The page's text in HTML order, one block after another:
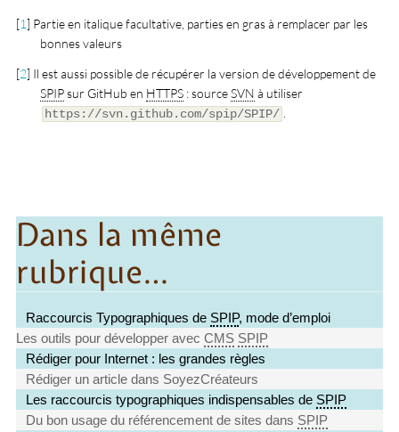
[1] Partie en italique facultative, parties en gras à remplacer par les
bonnes valeurs
[2] Il est aussi possible de récupérer la version de développement de
SPIPsur GitHub en HTTPS : sourceSVN à utiliser
https://svn.github.com/spip/SPIP/
Dans la même
rubrique…
Raccourcis Typographiques de SPIP, mode d’emploi
Les outils pour développer avecCMS SPIP
Rédiger pour Internet : les grandes règles
Rédiger un article dans SoyezCréateurs
Les raccourcis typographiques indispensables de SPIP
Du bon usage du référencement de sites dans SPIP